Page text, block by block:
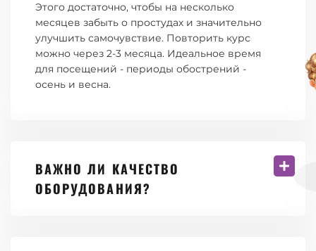
Этого достаточно, чтобы на несколько
месяцев забыть о простудах и значительно
улучшить самочувствие. Повторить курс
можно через 2-3 месяца. Идеальное время
для посещений - периоды обострений -
осень и весна.
ВАЖНО ЛИ КАЧЕСТВО
ОБОРУДОВАНИЯ?